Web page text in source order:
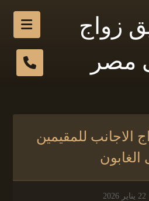
زواج
مصر
الاجانب للمقيمين
الغابون
22 يناير 2026